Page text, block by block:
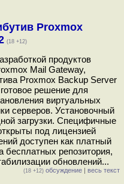
Proxmox
(18 +12)
продуктов
Mail Gateway,
Proxmox Backup Server
решение для
виртуальных
серверов. Установочный
загрузки. Специфичные
под лицензией
доступен как платный
бесплатных репозитория,
обновлений...
(18 +12) обсуждение | весь текст